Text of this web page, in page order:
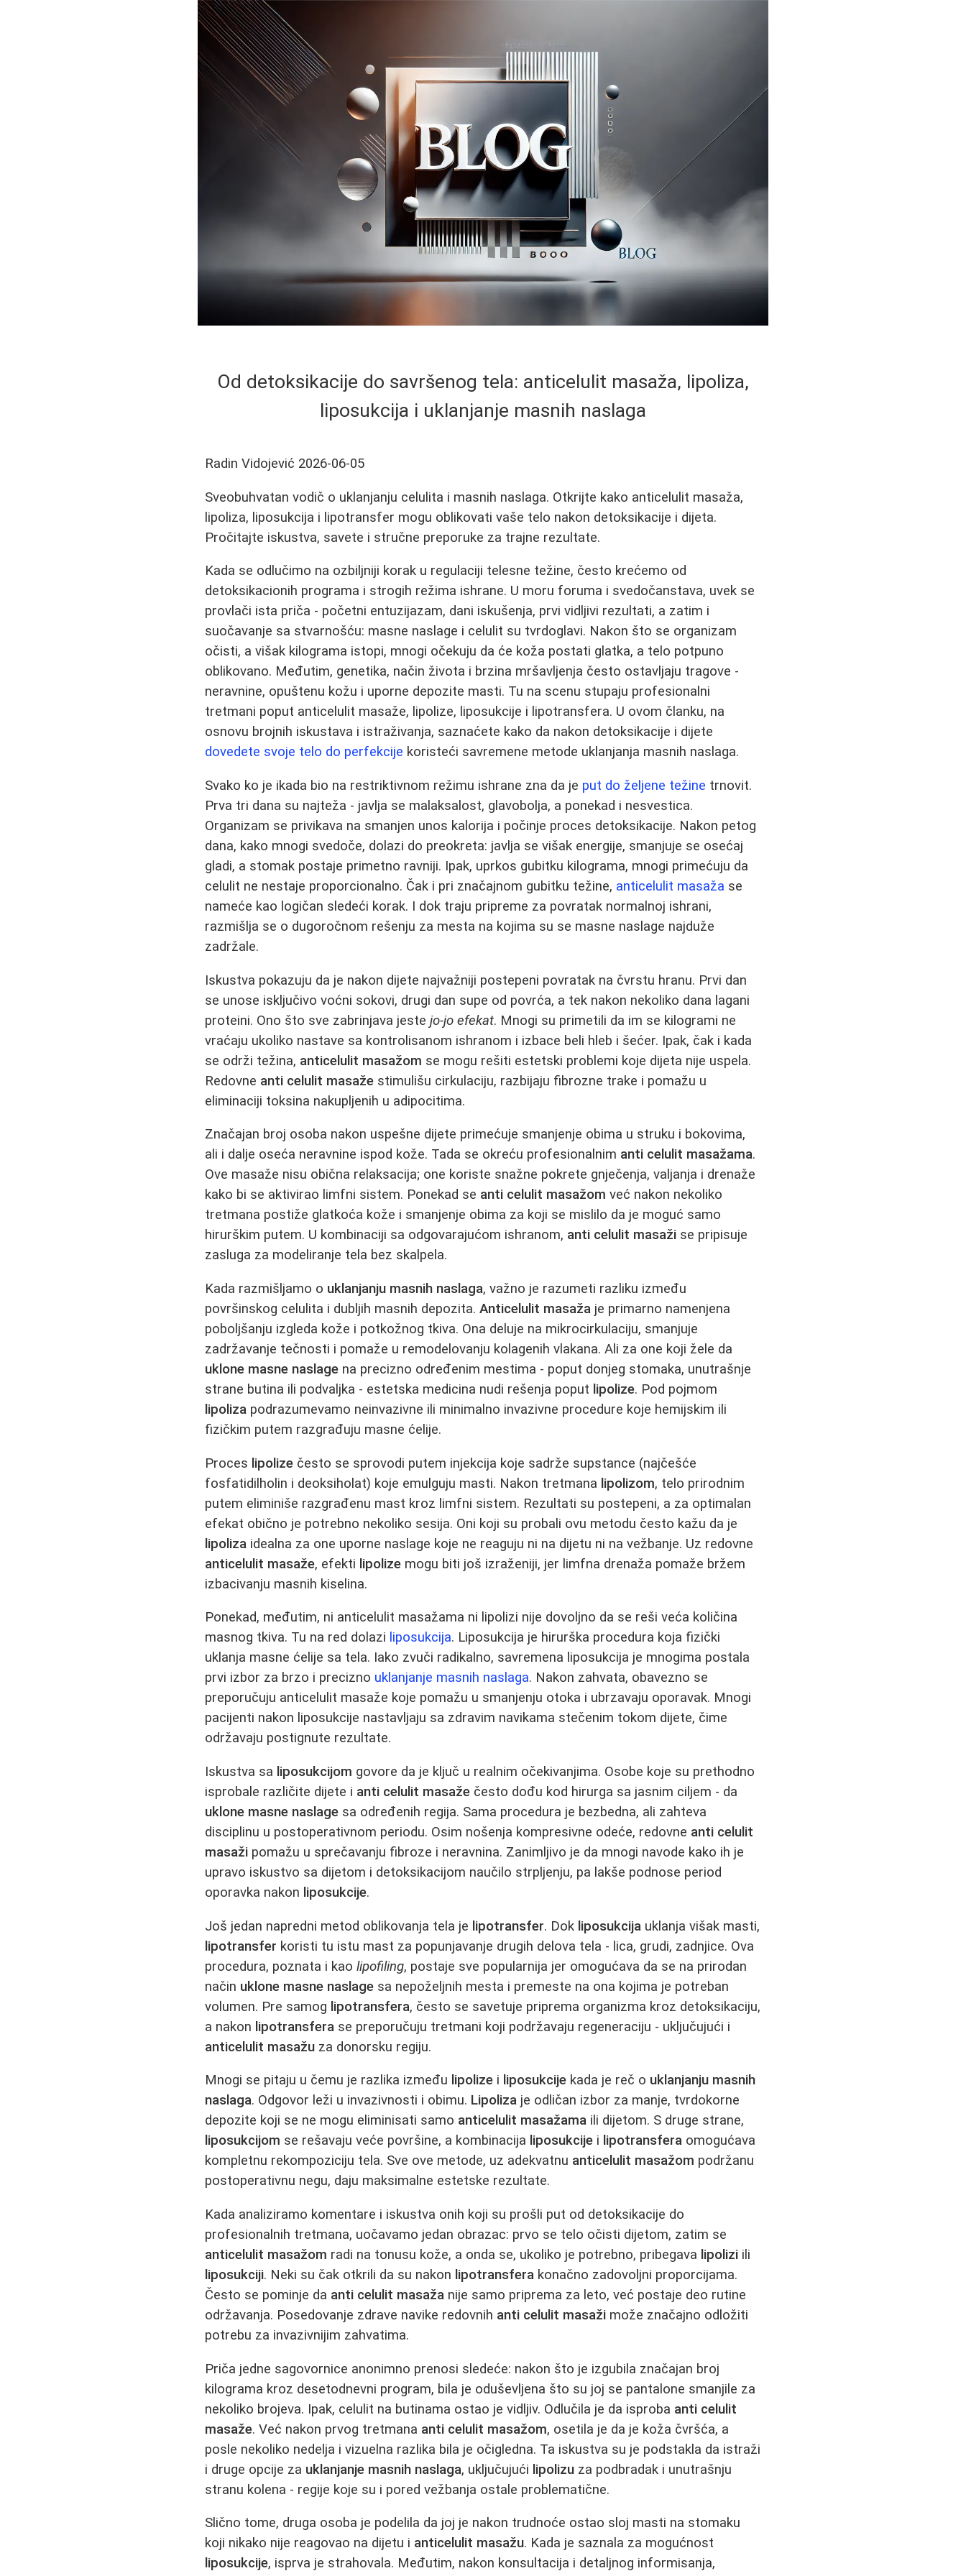
Od detoksikacije do savršenog tela: anticelulit masaža, lipoliza,
liposukcija i uklanjanje masnih naslaga
Radin Vidojević 2026-06-05
Sveobuhvatan vodič o uklanjanju celulita i masnih naslaga. Otkrijte kako anticelulit masaža,
lipoliza, liposukcija i lipotransfer mogu oblikovati vaše telo nakon detoksikacije i dijeta.
Pročitajte iskustva, savete i stručne preporuke za trajne rezultate.
Kada se odlučimo na ozbiljniji korak u regulaciji telesne težine, često krećemo od
detoksikacionih programa i strogih režima ishrane. U moru foruma i svedočanstava, uvek se
provlači ista priča - početni entuzijazam, dani iskušenja, prvi vidljivi rezultati, a zatim i
suočavanje sa stvarnošću: masne naslage i celulit su tvrdoglavi. Nakon što se organizam
očisti, a višak kilograma istopi, mnogi očekuju da će koža postati glatka, a telo potpuno
oblikovano. Međutim, genetika, način života i brzina mršavljenja često ostavljaju tragove -
neravnine, opuštenu kožu i uporne depozite masti. Tu na scenu stupaju profesionalni
tretmani poput anticelulit masaže, lipolize, liposukcije i lipotransfera. U ovom članku, na
osnovu brojnih iskustava i istraživanja, saznaćete kako da nakon detoksikacije i dijete
dovedete svoje telo do perfekcije koristeći savremene metode uklanjanja masnih naslaga.
Svako ko je ikada bio na restriktivnom režimu ishrane zna da je put do željene težine trnovit.
Prva tri dana su najteža - javlja se malaksalost, glavobolja, a ponekad i nesvestica.
Organizam se privikava na smanjen unos kalorija i počinje proces detoksikacije. Nakon petog
dana, kako mnogi svedoče, dolazi do preokreta: javlja se višak energije, smanjuje se osećaj
gladi, a stomak postaje primetno ravniji. Ipak, uprkos gubitku kilograma, mnogi primećuju da
celulit ne nestaje proporcionalno. Čak i pri značajnom gubitku težine, anticelulit masaža se
nameće kao logičan sledeći korak. I dok traju pripreme za povratak normalnoj ishrani,
razmišlja se o dugoročnom rešenju za mesta na kojima su se masne naslage najduže
zadržale.
Iskustva pokazuju da je nakon dijete najvažniji postepeni povratak na čvrstu hranu. Prvi dan
se unose isključivo voćni sokovi, drugi dan supe od povrća, a tek nakon nekoliko dana lagani
proteini. Ono što sve zabrinjava jestejo-jo efekat. Mnogi su primetili da im se kilogrami ne
vraćaju ukoliko nastave sa kontrolisanom ishranom i izbace beli hleb i šećer. Ipak, čak i kada
se održi težina, anticelulit masažom se mogu rešiti estetski problemi koje dijeta nije uspela.
Redovne anti celulit masaže stimulišu cirkulaciju, razbijaju fibrozne trake i pomažu u
eliminaciji toksina nakupljenih u adipocitima.
Značajan broj osoba nakon uspešne dijete primećuje smanjenje obima u struku i bokovima,
ali i dalje oseća neravnine ispod kože. Tada se okreću profesionalnim anti celulit masažama.
Ove masaže nisu obična relaksacija; one koriste snažne pokrete gnječenja, valjanja i drenaže
kako bi se aktivirao limfni sistem. Ponekad se anti celulit masažom već nakon nekoliko
tretmana postiže glatkoća kože i smanjenje obima za koji se mislilo da je moguć samo
hirurškim putem. U kombinaciji sa odgovarajućom ishranom, anti celulit masaži se pripisuje
zasluga za modeliranje tela bez skalpela.
Kada razmišljamo o uklanjanju masnih naslaga, važno je razumeti razliku između
površinskog celulita i dubljih masnih depozita.Anticelulit masaža je primarno namenjena
poboljšanju izgleda kože i potkožnog tkiva. Ona deluje na mikrocirkulaciju, smanjuje
zadržavanje tečnosti i pomaže u remodelovanju kolagenih vlakana. Ali za one koji žele da
uklone masne naslage na precizno određenim mestima - poput donjeg stomaka, unutrašnje
strane butina ili podvaljka - estetska medicina nudi rešenja poput lipolize. Pod pojmom
lipoliza podrazumevamo neinvazivne ili minimalno invazivne procedure koje hemijskim ili
fizičkim putem razgrađuju masne ćelije.
Proces lipolize često se sprovodi putem injekcija koje sadrže supstance (najčešće
fosfatidilholin i deoksiholat) koje emulguju masti. Nakon tretmana lipolizom, telo prirodnim
putem eliminiše razgrađenu mast kroz limfni sistem. Rezultati su postepeni, a za optimalan
efekat obično je potrebno nekoliko sesija. Oni koji su probali ovu metodu često kažu da je
lipoliza idealna za one uporne naslage koje ne reaguju ni na dijetu ni na vežbanje. Uz redovne
anticelulit masaže, efekti lipolize mogu biti još izraženiji, jer limfna drenaža pomaže bržem
izbacivanju masnih kiselina.
Ponekad, međutim, ni anticelulit masažama ni lipolizi nije dovoljno da se reši veća količina
masnog tkiva. Tu na red dolazi liposukcija. Liposukcija je hirurška procedura koja fizički
uklanja masne ćelije sa tela. Iako zvuči radikalno, savremena liposukcija je mnogima postala
prvi izbor za brzo i precizno uklanjanje masnih naslaga. Nakon zahvata, obavezno se
preporučuju anticelulit masaže koje pomažu u smanjenju otoka i ubrzavaju oporavak. Mnogi
pacijenti nakon liposukcije nastavljaju sa zdravim navikama stečenim tokom dijete, čime
održavaju postignute rezultate.
Iskustva sa liposukcijom govore da je ključ u realnim očekivanjima. Osobe koje su prethodno
isprobale različite dijete i anti celulit masaže često dođu kod hirurga sa jasnim ciljem - da
uklone masne naslage sa određenih regija. Sama procedura je bezbedna, ali zahteva
disciplinu u postoperativnom periodu. Osim nošenja kompresivne odeće, redovne anti celulit
masaži pomažu u sprečavanju fibroze i neravnina. Zanimljivo je da mnogi navode kako ih je
upravo iskustvo sa dijetom i detoksikacijom naučilo strpljenju, pa lakše podnose period
oporavka nakon liposukcije.
Još jedan napredni metod oblikovanja tela je lipotransfer. Dok liposukcija uklanja višak masti,
lipotransfer koristi tu istu mast za popunjavanje drugih delova tela - lica, grudi, zadnjice. Ova
procedura, poznata i kaolipofiling, postaje sve popularnija jer omogućava da se na prirodan
način uklone masne naslage sa nepoželjnih mesta i premeste na ona kojima je potreban
volumen. Pre samog lipotransfera, često se savetuje priprema organizma kroz detoksikaciju,
a nakon lipotransfera se preporučuju tretmani koji podržavaju regeneraciju - uključujući i
anticelulit masažu za donorsku regiju.
Mnogi se pitaju u čemu je razlika između lipolize i liposukcije kada je reč o uklanjanju masnih
naslaga. Odgovor leži u invazivnosti i obimu. Lipoliza je odličan izbor za manje, tvrdokorne
depozite koji se ne mogu eliminisati samo anticelulit masažama ili dijetom. S druge strane,
liposukcijom se rešavaju veće površine, a kombinacija liposukcije i lipotransfera omogućava
kompletnu rekompoziciju tela. Sve ove metode, uz adekvatnu anticelulit masažom podržanu
postoperativnu negu, daju maksimalne estetske rezultate.
Kada analiziramo komentare i iskustva onih koji su prošli put od detoksikacije do
profesionalnih tretmana, uočavamo jedan obrazac: prvo se telo očisti dijetom, zatim se
anticelulit masažom radi na tonusu kože, a onda se, ukoliko je potrebno, pribegava lipolizi ili
liposukciji. Neki su čak otkrili da su nakon lipotransfera konačno zadovoljni proporcijama.
Često se pominje da anti celulit masaža nije samo priprema za leto, već postaje deo rutine
održavanja. Posedovanje zdrave navike redovnih anti celulit masaži može značajno odložiti
potrebu za invazivnijim zahvatima.
Priča jedne sagovornice anonimno prenosi sledeće: nakon što je izgubila značajan broj
kilograma kroz desetodnevni program, bila je oduševljena što su joj se pantalone smanjile za
nekoliko brojeva. Ipak, celulit na butinama ostao je vidljiv. Odlučila je da isproba anti celulit
masaže. Već nakon prvog tretmana anti celulit masažom, osetila je da je koža čvršća, a
posle nekoliko nedelja i vizuelna razlika bila je očigledna. Ta iskustva su je podstakla da istraži
i druge opcije za uklanjanje masnih naslaga, uključujući lipolizu za podbradak i unutrašnju
stranu kolena - regije koje su i pored vežbanja ostale problematične.
Slično tome, druga osoba je podelila da joj je nakon trudnoće ostao sloj masti na stomaku
koji nikako nije reagovao na dijetu i anticelulit masažu. Kada je saznala za mogućnost
liposukcije, isprva je strahovala. Međutim, nakon konsultacija i detaljnog informisanja,